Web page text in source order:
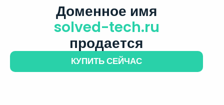
Доменное имя
solved-tech.ru
продается
КУПИТЬ СЕЙЧАС